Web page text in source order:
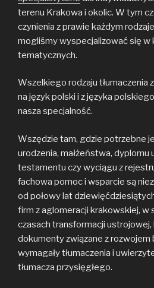
terenu Krakowa i okolic. W tym
czynienia z prawie każdym
mogliśmy wyspecjalizować się w
tematycznych.
Wszelkiego rodzaju tłumaczenia
na język polski i z języka
nasza specjalność.
Wszędzie tam, gdzie potrzebne
urodzenia, małżeństwa, dyplomu
testamentu czy wyciągu z
fachowa pomoc i wsparcie są
od połowy lat
firm z aglomeracji krakowskiej, w
czasach transformacji
dokumenty związane z rozwojem
wymagały tłumaczenia i
tłumacza przysięgłego.